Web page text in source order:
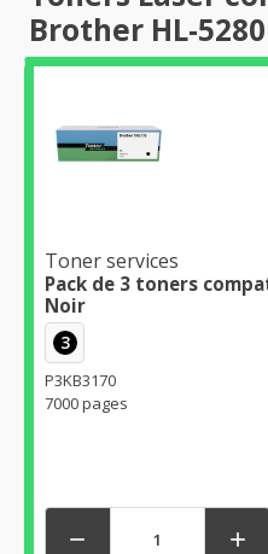
Brother HL-5280
Toner services
Pack de 3 toners
Noir
3
P3KB3170
7000 pages
 